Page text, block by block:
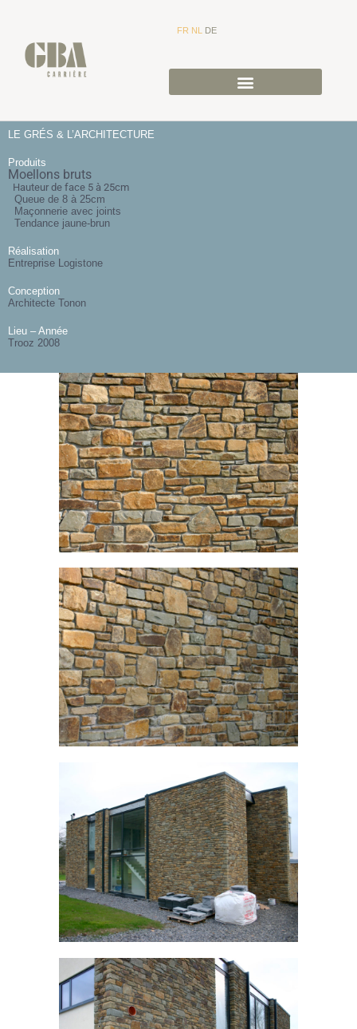
FR NL DE
LE GRÉS & L’ARCHITECTURE
Produits
Moellons bruts
Hauteur de face 5 à 25cm
Queue de 8 à 25cm
Maçonnerie avec joints
Tendance jaune-brun
Réalisation
Entreprise Logistone
Conception
Architecte Tonon
Lieu – Année
Trooz 2008